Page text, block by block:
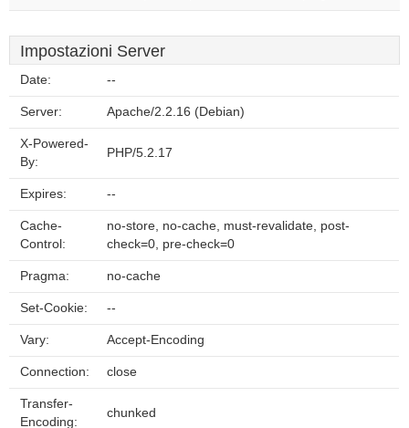
Impostazioni Server
Date: --
Server: Apache/2.2.16 (Debian)
X-Powered-
By:
PHP/5.2.17
Expires: --
Cache-
Control:
no-store, no-cache, must-revalidate, post-
check=0, pre-check=0
Pragma: no-cache
Set-Cookie: --
Vary: Accept-Encoding
Connection: close
Transfer-
Encoding:
chunked